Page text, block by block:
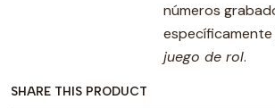
números
específicamente
juego de rol.
SHARE THIS PRODUCT